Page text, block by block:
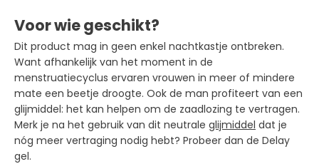
Voor wie geschikt?
Dit product mag in geen enkel nachtkastje ontbreken.
Want afhankelijk van het moment in de
menstruatiecyclus ervaren vrouwen in meer of mindere
mate een beetje droogte. Ook de man profiteert van een
glijmiddel: het kan helpen om de zaadlozing te vertragen.
Merk je na het gebruik van dit neutrale glijmiddel dat je
nóg meer vertraging nodig hebt? Probeer dan de Delay
gel.